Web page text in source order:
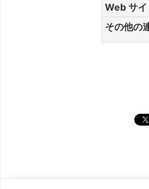
Web サイ
その他の